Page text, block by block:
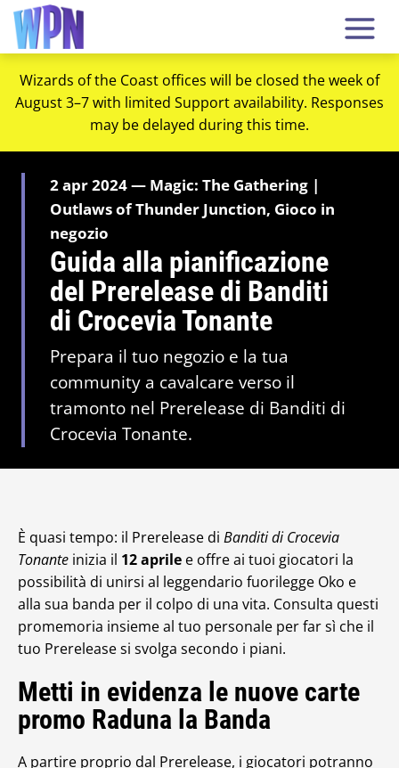
Wizards of the Coast offices will be closed the week of
August 3–7 with limited Support availability. Responses
may be delayed during this time.
2 apr 2024 — Magic: The Gathering |
Outlaws of Thunder Junction, Gioco in
negozio
Guida alla pianificazione
del Prerelease di Banditi
di Crocevia Tonante
Prepara il tuo negozio e la tua
community a cavalcare verso il
tramonto nel Prerelease di Banditi di
Crocevia Tonante.
È quasi tempo: il Prerelease di Banditi di Crocevia
Tonante inizia il 12 aprile e offre ai tuoi giocatori la
possibilità di unirsi al leggendario fuorilegge Oko e
alla sua banda per il colpo di una vita. Consulta questi
promemoria insieme al tuo personale per far sì che il
tuo Prerelease si svolga secondo i piani.
Metti in evidenza le nuove carte
promo Raduna la Banda
A partire proprio dal Prerelease, i giocatori potranno